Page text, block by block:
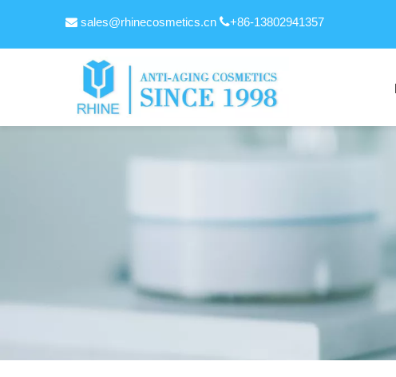
 sales@rhinecosmetics.cn +86-13802941357